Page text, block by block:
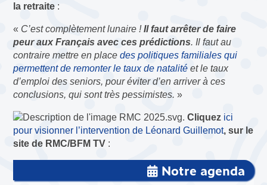
la retraite :
« C’est complètement lunaire !Il faut arrêter de faire
peur aux Français avec ces prédictions. Il faut au
contraire mettre en placedes politiques familiales qui
permettent de remonter le taux de natalité et le taux
d’emploi des seniors, pour éviter d’en arriver à ces
conclusions, qui sont très pessimistes. »
Cliquez ici
pour visionner l’intervention de Léonard Guillemot, sur le
site de RMC/BFM TV :
Notre agenda